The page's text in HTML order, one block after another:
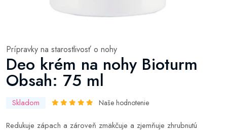
Prípravky na starostlivosť o nohy
Deo krém na nohy Bioturm
Obsah: 75 ml
Skladom Naše hodnotenie
Redukuje zápach a zároveň zmäkčuje a zjemňuje zhrubnutú